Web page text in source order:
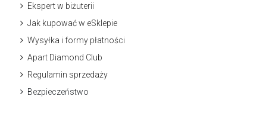
Ekspert w biżuterii
Jak kupować w eSklepie
Wysyłka i formy płatności
Apart Diamond Club
Regulamin sprzedaży
Bezpieczeństwo